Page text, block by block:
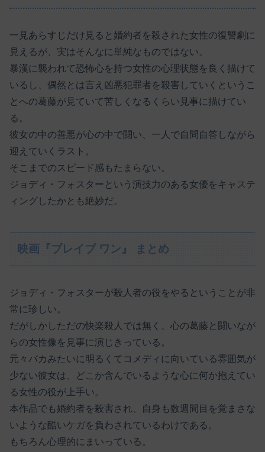
一見あらすじだけ見ると婚約者を殺された女性の復讐劇に
見えるが、実はそんなに単純なものではない。
暴漢に襲われて恐怖心を持つ女性の心理状態を良く描けて
いるし、偶然とは言え凶悪犯罪者を殺害していくというこ
とへの葛藤が見ていて苦しくなるくらい見事に描けてい
る。
彼女の中の善悪が心の中で闘い、一人で自問自答しながら
迎えていくラスト。
そこまでのスピード感もたまらない。
ジョディ・フォスターという演技力のある女優をキャステ
ィングしたかとも絶妙だ。
映画『ブレイブ ワン』 まとめ
ジョディ・フォスターが殺人者の役をやるということが非
常に珍しい。
だがしかしただの快楽殺人では無く、心の葛藤と闘いなが
らの女性像を見事に演じきっている。
元々バカみたいに明るくてコメディに向いている雰囲気が
少ない彼女は、どこか含んでいるような心に何か抱えてい
る女性の役が上手い。
本作品でも婚約者を殺害され、自身も数週間目を覚まさな
いような酷いケガを負わされているわけである。
もちろん心理的にまいっている。